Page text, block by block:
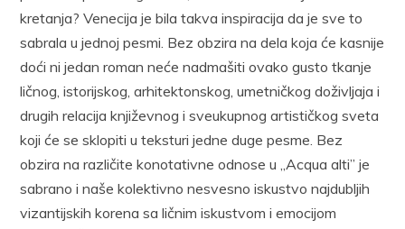
kretanja? Venecija je bila takva inspiracija da je sve to
sabrala u jednoj pesmi. Bez obzira na dela koja će kasnije
doći ni jedan roman neće nad­mašiti ovako gusto tkanje
ličnog, istorijskog, arhitektonskog, umetnič­kog doživljaja i
drugih relacija književnog i sveukupnog artističkog sveta
koji će se sklopiti u teksturi jedne duge pesme. Bez
obzira na raz­ličite konotativne odnose u „Acqua alti” je
sabrano i naše kolektivno nesvesno iskustvo najdubljih
vizantijskih korena sa ličnim iskustvom i emocijom